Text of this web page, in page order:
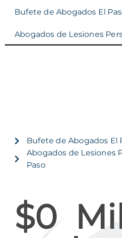
Bufete de Abogados El
Abogados de Lesiones
Bufete de Abogados El
Abogados de Lesiones
Paso
$0